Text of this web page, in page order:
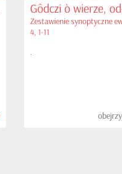
Gôdczi ò wierze,
Zestawienie synoptyczne
4, 1-11
.